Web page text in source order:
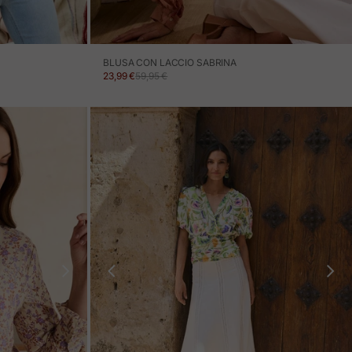
BLUSA CON LACCIO SABRINA
PREZZO IN OFFERTA
23,99 €PREZZO NORMALE
59,95 €